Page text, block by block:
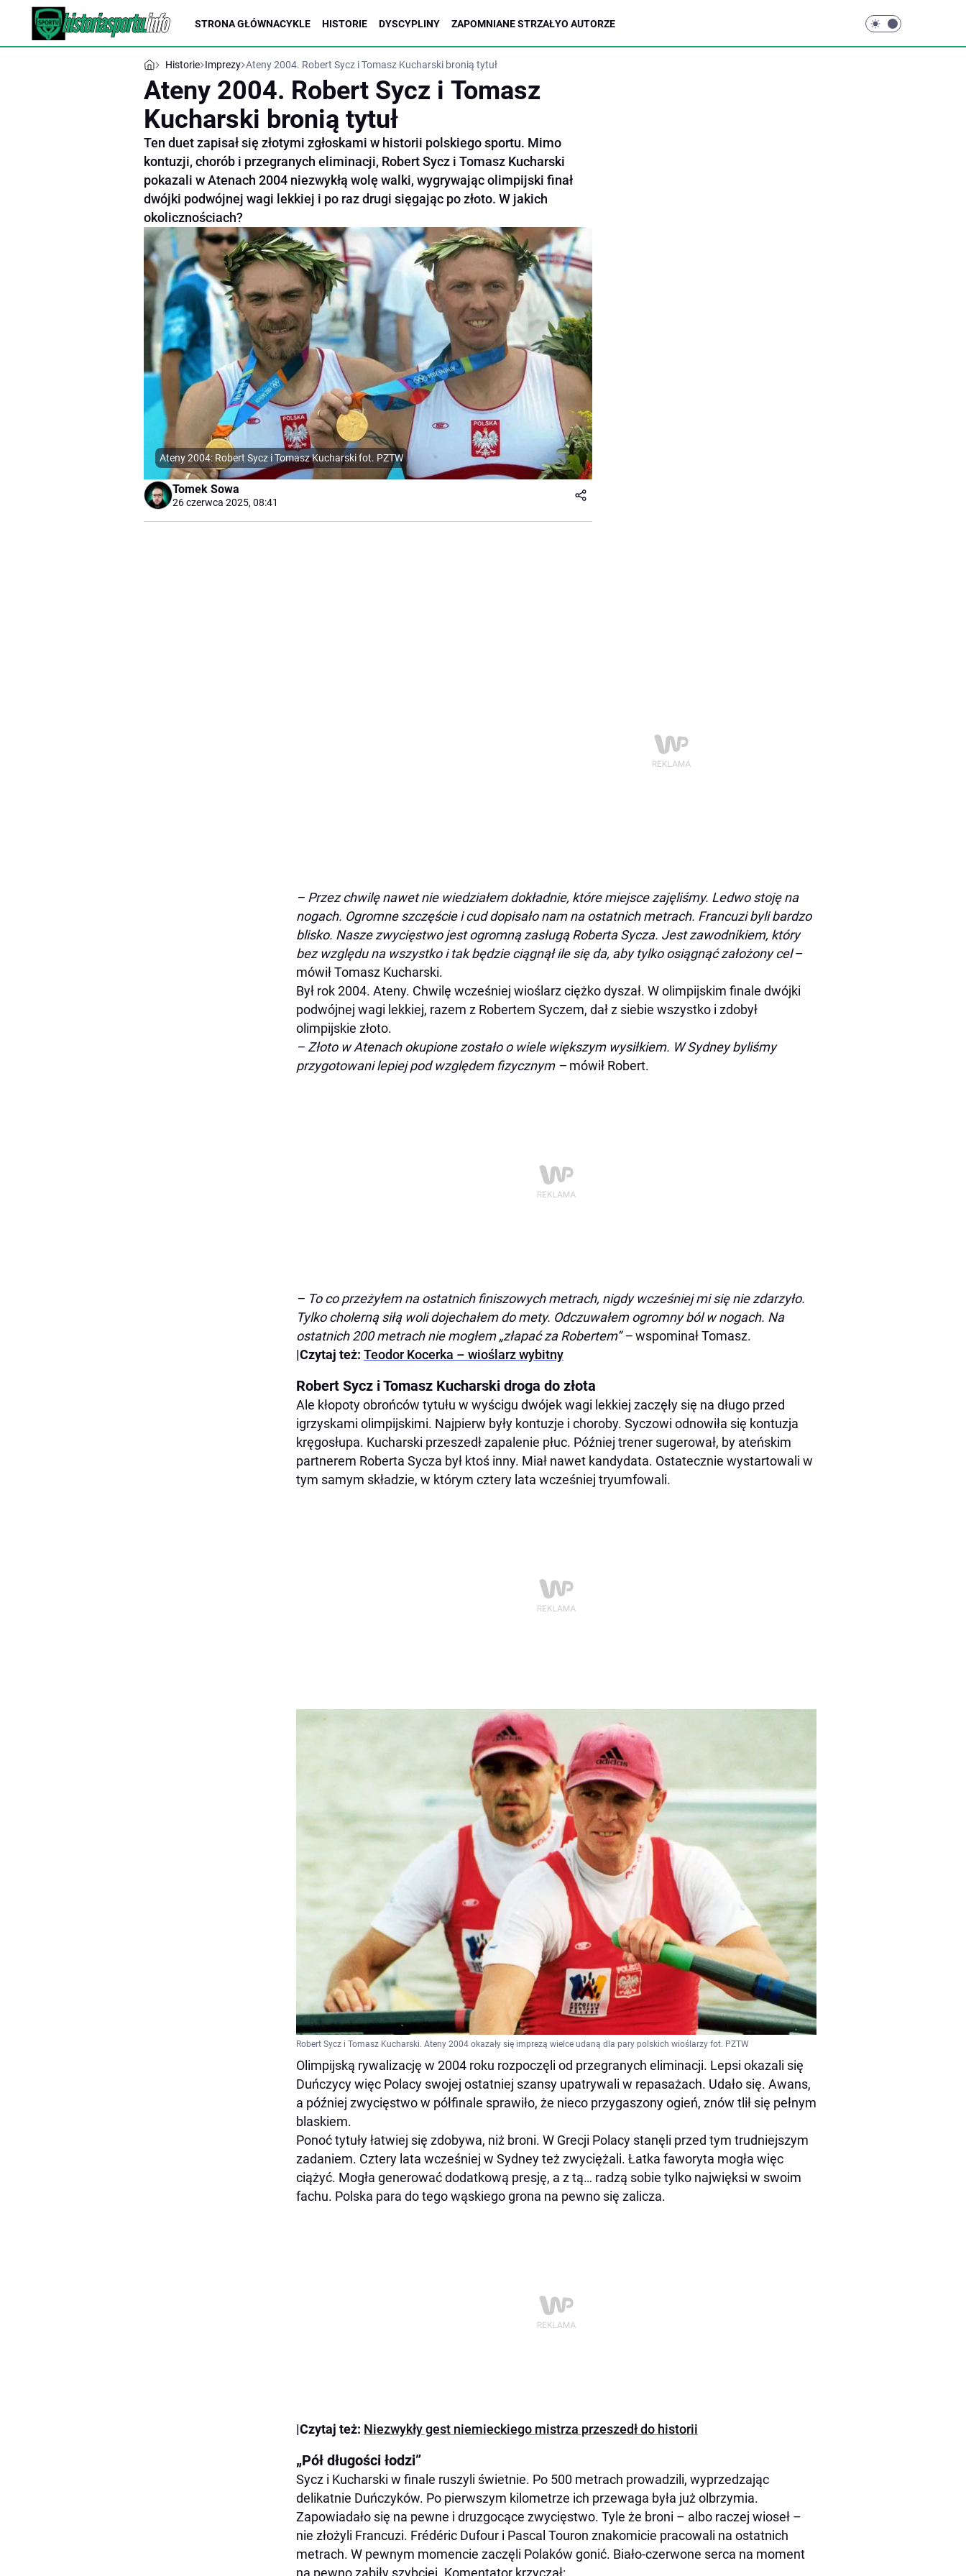
STRONA GŁÓWNACYKLE HISTORIE DYSCYPLINY ZAPOMNIANE STRZAŁYO AUTORZE
Historie Imprezy Ateny 2004. Robert Sycz i Tomasz Kucharski bronią tytuł
Ateny 2004. Robert Sycz i Tomasz
Kucharski bronią tytuł
Ten duet zapisał się złotymi zgłoskami w historii polskiego sportu. Mimo
kontuzji, chorób i przegranych eliminacji, Robert Sycz i Tomasz Kucharski
pokazali w Atenach 2004 niezwykłą wolę walki, wygrywając olimpijski finał
dwójki podwójnej wagi lekkiej i po raz drugi sięgając po złoto. W jakich
okolicznościach?
Ateny 2004: Robert Sycz i Tomasz Kucharski fot. PZTW
Tomek Sowa
26 czerwca 2025, 08:41
– Przez chwilę nawet nie wiedziałem dokładnie, które miejsce zajęliśmy. Ledwo stoję na
nogach. Ogromne szczęście i cud dopisało nam na ostatnich metrach. Francuzi byli bardzo
blisko. Nasze zwycięstwo jest ogromną zasługą Roberta Sycza. Jest zawodnikiem, który
bez względu na wszystko i tak będzie ciągnął ile się da, aby tylko osiągnąć założony cel–
mówił Tomasz Kucharski.
Był rok 2004. Ateny. Chwilę wcześniej wioślarz ciężko dyszał. W olimpijskim finale dwójki
podwójnej wagi lekkiej, razem z Robertem Syczem, dał z siebie wszystko i zdobył
olimpijskie złoto.
– Złoto w Atenach okupione zostało o wiele większym wysiłkiem. W Sydney byliśmy
przygotowani lepiej pod względem fizycznym – mówił Robert.
– To co przeżyłem na ostatnich finiszowych metrach, nigdy wcześniej mi się nie zdarzyło.
Tylko cholerną siłą woli dojechałem do mety. Odczuwałem ogromny ból w nogach. Na
ostatnich 200 metrach nie mogłem „złapać za Robertem” –wspominał Tomasz.
|Czytaj też: Teodor Kocerka – wioślarz wybitny
Robert Sycz i Tomasz Kucharski droga do złota
Ale kłopoty obrońców tytułu w wyścigu dwójek wagi lekkiej zaczęły się na długo przed
igrzyskami olimpijskimi. Najpierw były kontuzje i choroby. Syczowi odnowiła się kontuzja
kręgosłupa. Kucharski przeszedł zapalenie płuc. Później trener sugerował, by ateńskim
partnerem Roberta Sycza był ktoś inny. Miał nawet kandydata. Ostatecznie wystartowali w
tym samym składzie, w którym cztery lata wcześniej tryumfowali.
Robert Sycz i Tomasz Kucharski. Ateny 2004 okazały się imprezą wielce udaną dla pary polskich wioślarzy fot. PZTW
Olimpijską rywalizację w 2004 roku rozpoczęli od przegranych eliminacji. Lepsi okazali się
Duńczycy więc Polacy swojej ostatniej szansy upatrywali w repasażach. Udało się. Awans,
a później zwycięstwo w półfinale sprawiło, że nieco przygaszony ogień, znów tlił się pełnym
blaskiem.
Ponoć tytuły łatwiej się zdobywa, niż broni. W Grecji Polacy stanęli przed tym trudniejszym
zadaniem. Cztery lata wcześniej w Sydney też zwyciężali. Łatka faworyta mogła więc
ciążyć. Mogła generować dodatkową presję, a z tą… radzą sobie tylko najwięksi w swoim
fachu. Polska para do tego wąskiego grona na pewno się zalicza.
|Czytaj też: Niezwykły gest niemieckiego mistrza przeszedł do historii
„Pół długości łodzi”
Sycz i Kucharski w finale ruszyli świetnie. Po 500 metrach prowadzili, wyprzedzając
delikatnie Duńczyków. Po pierwszym kilometrze ich przewaga była już olbrzymia.
Zapowiadało się na pewne i druzgocące zwycięstwo. Tyle że broni – albo raczej wioseł –
nie złożyli Francuzi. Frédéric Dufour i Pascal Touron znakomicie pracowali na ostatnich
metrach. W pewnym momencie zaczęli Polaków gonić. Biało-czerwone serca na moment
na pewno zabiły szybciej. Komentator krzyczał: